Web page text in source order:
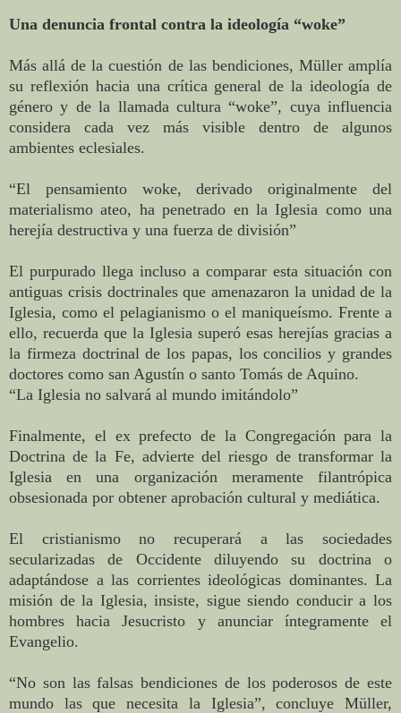
Una denuncia frontal contra la ideología “woke”
Más allá de la cuestión de las bendiciones, Müller amplía
su reflexión hacia una crítica general de la ideología de
género y de la llamada cultura “woke”, cuya influencia
considera cada vez más visible dentro de algunos
ambientes eclesiales.
“El pensamiento woke, derivado originalmente del
materialismo ateo, ha penetrado en la Iglesia como una
herejía destructiva y una fuerza de división”
El purpurado llega incluso a comparar esta situación con
antiguas crisis doctrinales que amenazaron la unidad de la
Iglesia, como el pelagianismo o el maniqueísmo. Frente a
ello, recuerda que la Iglesia superó esas herejías gracias a
la firmeza doctrinal de los papas, los concilios y grandes
doctores como san Agustín o santo Tomás de Aquino.
“La Iglesia no salvará al mundo imitándolo”
Finalmente, el ex prefecto de la Congregación para la
Doctrina de la Fe, advierte del riesgo de transformar la
Iglesia en una organización meramente filantrópica
obsesionada por obtener aprobación cultural y mediática.
El cristianismo no recuperará a las sociedades
secularizadas de Occidente diluyendo su doctrina o
adaptándose a las corrientes ideológicas dominantes. La
misión de la Iglesia, insiste, sigue siendo conducir a los
hombres hacia Jesucristo y anunciar íntegramente el
Evangelio.
“No son las falsas bendiciones de los poderosos de este
mundo las que necesita la Iglesia”, concluye Müller,